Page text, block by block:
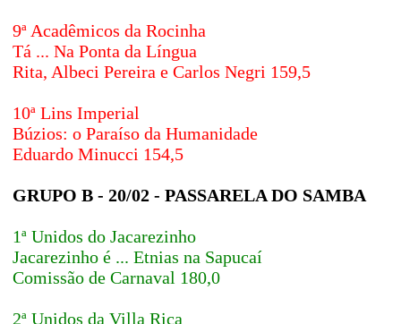
9ª Acadêmicos da Rocinha
Tá ... Na Ponta da Língua
Rita, Albeci Pereira e Carlos Negri 159,5
10ª Lins Imperial
Búzios: o Paraíso da Humanidade
Eduardo Minucci 154,5
GRUPO B - 20/02 - PASSARELA DO SAMBA
1ª Unidos do Jacarezinho
Jacarezinho é ... Etnias na Sapucaí
Comissão de Carnaval 180,0
2ª Unidos da Villa Rica